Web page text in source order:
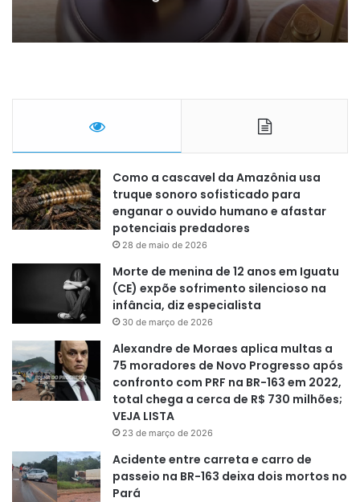
Como a cascavel da Amazônia usa
truque sonoro sofisticado para
enganar o ouvido humano e afastar
potenciais predadores
28 de maio de 2026
Morte de menina de 12 anos em Iguatu
(CE) expõe sofrimento silencioso na
infância, diz especialista
30 de março de 2026
Alexandre de Moraes aplica multas a
75 moradores de Novo Progresso após
confronto com PRF na BR-163 em 2022,
total chega a cerca de R$ 730 milhões;
VEJA LISTA
23 de março de 2026
Acidente entre carreta e carro de
passeio na BR-163 deixa dois mortos no
Pará